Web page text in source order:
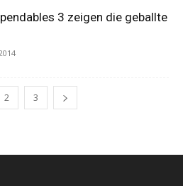
3 zeigen die geballte
2 3